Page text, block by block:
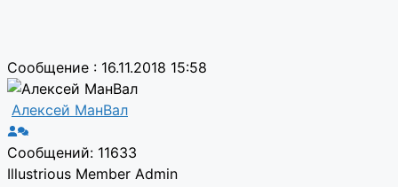
Сообщение : 16.11.2018 15:58
Алексей МанВал
Сообщений: 11633
Illustrious Member Admin